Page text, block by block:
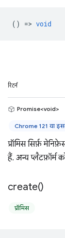
() => void
रिटर्न
Promise<void>
Chrome 121 या
प्रॉमिस सिर्फ़
हैं. अन्य प्लैटफ़ॉर्म
create()
प्रॉमिस